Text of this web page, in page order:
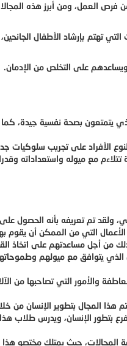
فرص العمل، ومن أبرز هذه
تهتم بإرشاد الأطفال
على التخلص من الإدمان.
يتمتعون بصحة نفسية جيدة،
الأفراد على تجريب سلوكيات
تتلاءم مع ميوله واستعداداته
ولقد تم تعريفه بأنه الحصول
التي من الممكن أن يقوم
من أجل مساعدتهم على اتخاذ
الذي يتوافق مع ميولهم
والأمور التي تصاحبها من
المجال بتطوير الإنسان من
بتطور الإنسان، ويدرس طلاب
المجالات، حيث يمتلك مختصو